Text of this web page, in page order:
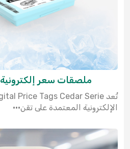
ملصقات سعر إلكترونية Cedar Series
الإلكترونية المعتمدة على تقن···